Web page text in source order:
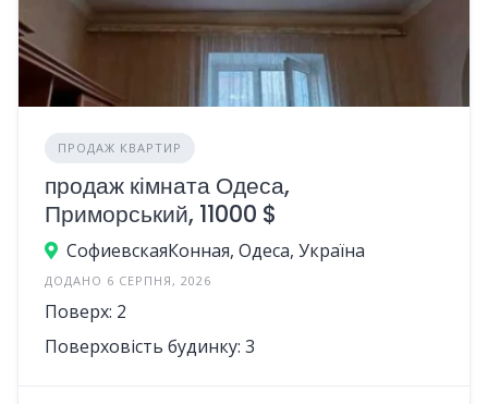
ПРОДАЖ КВАРТИР
продаж кімната Одеса,
Приморський, 11000 $
СофиевскаяКонная, Одеса, Україна
ДОДАНО 6 СЕРПНЯ, 2026
Поверх: 2
Поверховість будинку: 3